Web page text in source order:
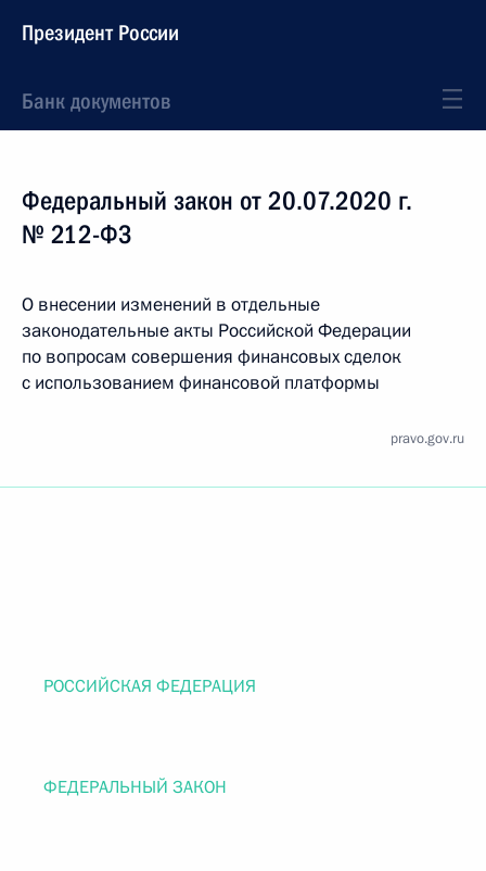
Президент России
Банк документов
Федеральный закон от 20.07.2020 г.
№ 212-ФЗ
О внесении изменений в отдельные
законодательные акты Российской Федерации
по вопросам совершения финансовых сделок
с использованием финансовой платформы
pravo.gov.ru
РОССИЙСКАЯ ФЕДЕРАЦИЯ
ФЕДЕРАЛЬНЫЙ ЗАКОН